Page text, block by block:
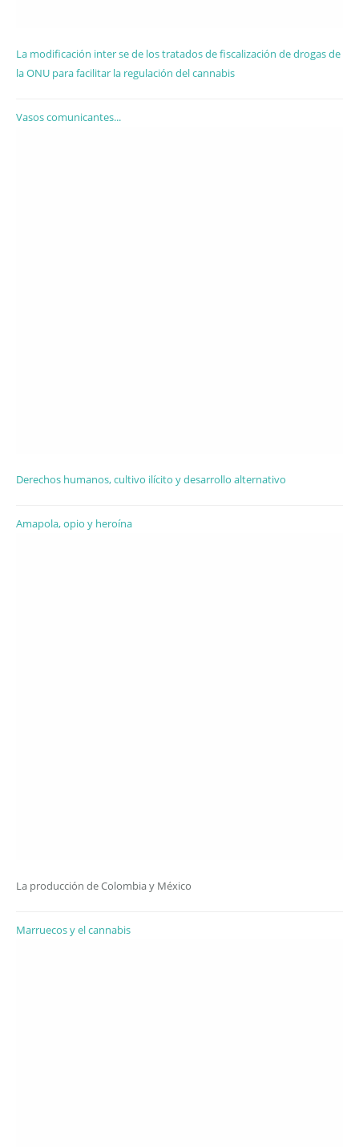
La modificación inter se de los tratados de fiscalización de drogas de
la ONU para facilitar la regulación del cannabis
Vasos comunicantes...
Derechos humanos, cultivo ilícito y desarrollo alternativo
Amapola, opio y heroína
La producción de Colombia y México
Marruecos y el cannabis